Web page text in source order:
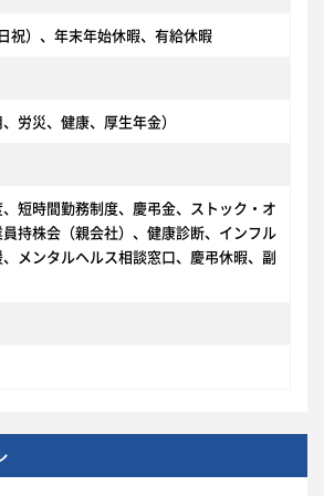
祝）、年末年始休暇、有給休暇
労災、健康、厚生年金）
短時間勤務制度、慶弔金、ストック・オ
持株会（親会社）、健康診断、インフル
メンタルヘルス相談窓口、慶弔休暇、副